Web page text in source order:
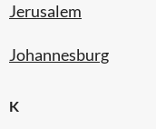
Jerusalem
Johannesburg
K